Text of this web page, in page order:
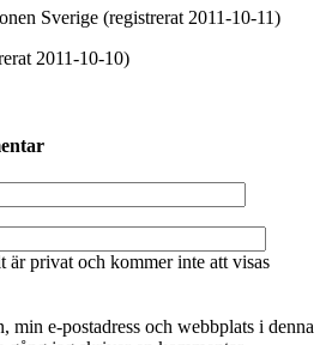
Sverige (registrerat 2011-10-11)
2011-10-10)
är privat och kommer inte att visas
min e-postadress och webbplats i denna